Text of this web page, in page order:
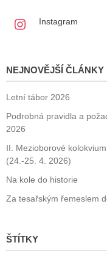
Instagram
NEJNOVĚJŠÍ ČLÁNKY
Letní tábor 2026
Podrobná pravidla a
2026
II. Mezioborové
(24.-25. 4. 2026)
Na kole do historie
Za tesařským řemeslem
ŠTÍTKY